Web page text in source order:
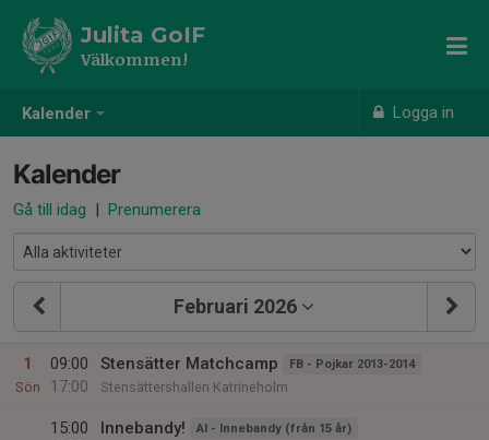
Kalender Logga in
Julita GoIF
Välkommen!
Kalender
Gå till idag | Prenumerera
Februari 2026
1
Sön
09:00
17:00
Stensätter Matchcamp FB - Pojkar 2013-2014
Stensättershallen Katrineholm
15:00
Innebandy! AI - Innebandy (från 15 år)